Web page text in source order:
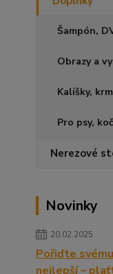
Šampón,
Obrazy a
Kalíšky,
Pro psy,
Nerezové
Novinky
20.02.2025
Pořiďte
nejlepší –